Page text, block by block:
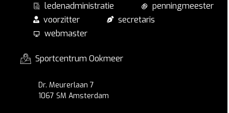
ledenadministratie
penningmeester
voorzitter
secretaris
webmaster
Sportcentrum Ookmeer
Dr. Meurerlaan 7
1067 SM Amsterdam